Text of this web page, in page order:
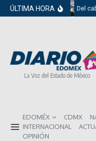
Saltar al contenido
ÚLTIMA HORA Del
La Voz del Estado de México
EDOMÉX CDMX
INTERNACIONAL
OPINIÓN